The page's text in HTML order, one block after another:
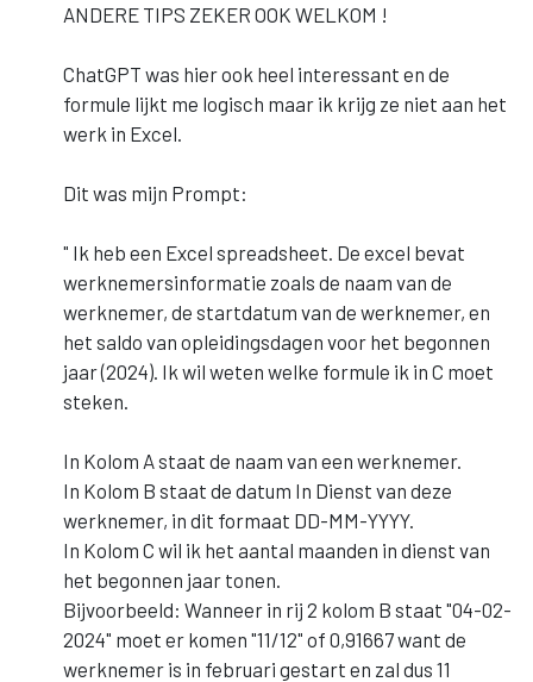
ANDERE TIPS ZEKER OOK WELKOM !
ChatGPT was hier ook heel interessant en de
formule lijkt me logisch maar ik krijg ze niet aan het
werk in Excel.
Dit was mijn Prompt:
" Ik heb een Excel spreadsheet. De excel bevat
werknemersinformatie zoals de naam van de
werknemer, de startdatum van de werknemer, en
het saldo van opleidingsdagen voor het begonnen
jaar (2024). Ik wil weten welke formule ik in C moet
steken.
In Kolom A staat de naam van een werknemer.
In Kolom B staat de datum In Dienst van deze
werknemer, in dit formaat DD-MM-YYYY.
In Kolom C wil ik het aantal maanden in dienst van
het begonnen jaar tonen.
Bijvoorbeeld: Wanneer in rij 2 kolom B staat "04-02-
2024" moet er komen "11/12" of 0,91667 want de
werknemer is in februari gestart en zal dus 11